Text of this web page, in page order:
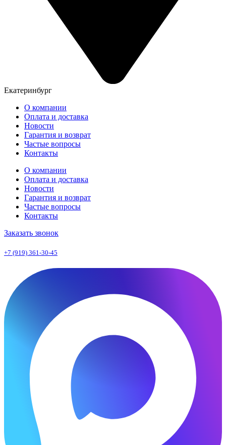
Екатеринбург
О компании
Оплата и доставка
Новости
Гарантия и возврат
Частые вопросы
Контакты
О компании
Оплата и доставка
Новости
Гарантия и возврат
Частые вопросы
Контакты
Заказать звонок
+7 (919) 361-30-45